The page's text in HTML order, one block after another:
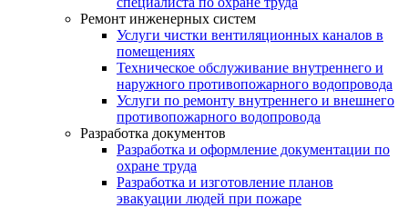
Ремонт инженерных систем
Услуги чистки вентиляционных каналов в
помещениях
Техническое обслуживание внутреннего и
наружного противопожарного водопровода
Услуги по ремонту внутреннего и внешнего
противопожарного водопровода
Разработка документов
Разработка и оформление документации по
охране труда
Разработка и изготовление планов
эвакуации людей при пожаре